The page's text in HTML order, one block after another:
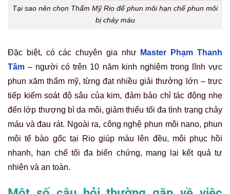
Tại sao nên chọn Thẩm Mỹ Rio để phun môi hạn chế phun môi
bị chảy máu
Đặc biệt, có các chuyên gia như Master Phạm Thanh
Tâm – người có trên 10 năm kinh nghiệm trong lĩnh vực
phun xăm thẩm mỹ, từng đạt nhiều giải thưởng lớn – trực
tiếp kiểm soát độ sâu của kim, đảm bảo chỉ tác động nhẹ
đến lớp thượng bì da môi, giảm thiểu tối đa tình trạng chảy
máu và đau rát. Ngoài ra, công nghệ phun môi nano, phun
môi tế bào gốc tại Rio giúp màu lên đều, môi phục hồi
nhanh, hạn chế tối đa biến chứng, mang lại kết quả tự
nhiên và an toàn.